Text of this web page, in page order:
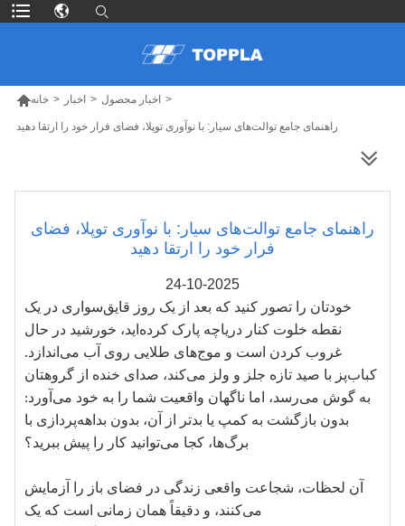
خانه > اخبار > اخبار محصول >
راهنمای جامع توالت‌های سیار: با نوآوری توپلا، فضای فرار خود را ارتقا دهید
راهنمای جامع توالت‌های سیار: با نوآوری توپلا، فضای
فرار خود را ارتقا دهید
24-10-2025
خودتان را تصور کنید که بعد از یک روز قایق‌سواری در یک
نقطه خلوت کنار دریاچه پارک کرده‌اید، خورشید در حال
غروب کردن است و موج‌های طلایی روی آب می‌اندازد.
کباب‌پز با صید تازه جلز و ولز می‌کند، صدای خنده از گروهتان
به گوش می‌رسد، اما ناگهان واقعیت شما را به خود می‌آورد:
بدون بازگشت به کمپ یا بدتر از آن، بدون بداهه‌پردازی با
آن لحظات، شجاعت واقعی زندگی در فضای باز را آزمایش
می‌کنند، و دقیقاً همان زمانی است که یک